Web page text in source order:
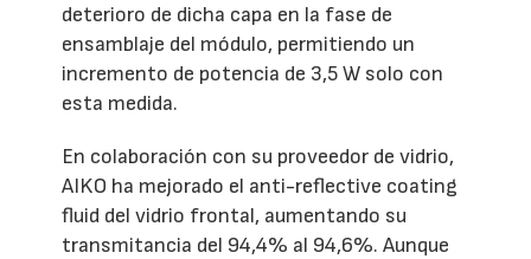
deterioro de dicha capa en la fase de
ensamblaje del módulo, permitiendo un
incremento de potencia de 3,5 W solo con
esta medida.
En colaboración con su proveedor de vidrio,
AIKO ha mejorado el anti-reflective coating
fluid del vidrio frontal, aumentando su
transmitancia del 94,4% al 94,6%. Aunque